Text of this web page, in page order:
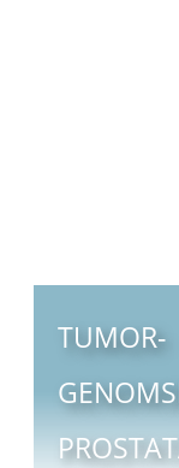
TUMOR-